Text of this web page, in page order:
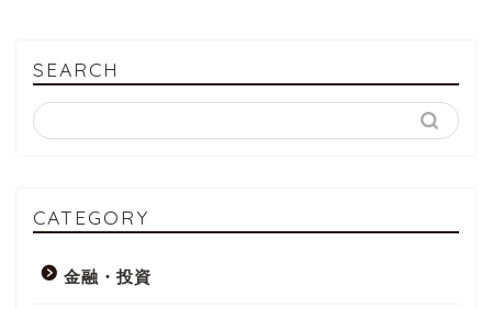
SEARCH
CATEGORY
金融・投資